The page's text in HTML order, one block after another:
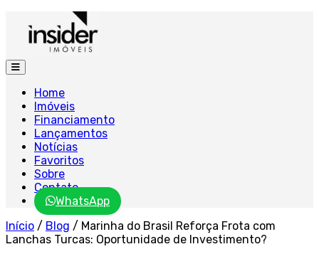
Home
Imóveis
Financiamento
Lançamentos
Notícias
Favoritos
Sobre
Contato
WhatsApp
Início / Blog / Marinha do Brasil Reforça Frota com
Lanchas Turcas: Oportunidade de Investimento?